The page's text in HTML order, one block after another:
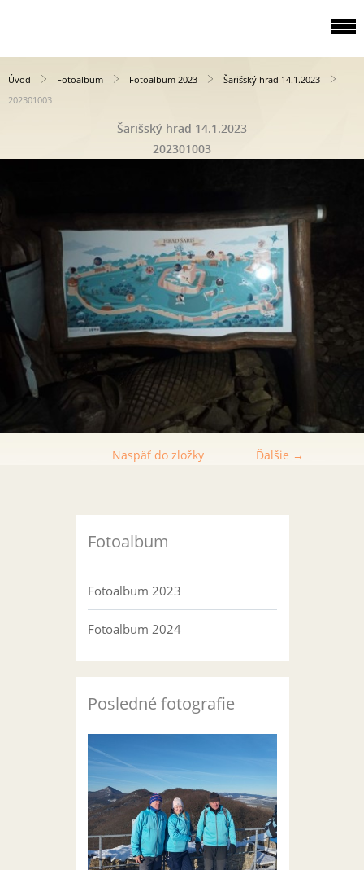
Úvod Fotoalbum Fotoalbum 2023
Šarišský hrad 14.1.2023
202301003
Šarišský hrad 14.1.2023
202301003
Ďalšie →
Naspäť do zložky
Fotoalbum
Fotoalbum 2023
Fotoalbum 2024
Posledné fotografie